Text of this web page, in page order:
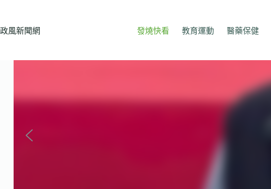
主
政風新聞網 發燒快看 教育運動 醫藥保健